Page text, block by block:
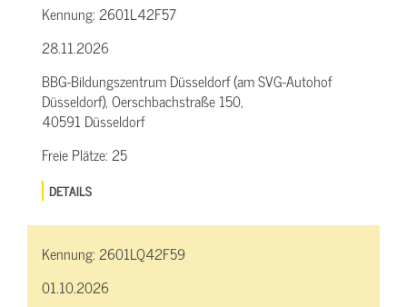
Kennung:2601L42F57
28.11.2026
BBG-Bildungszentrum Düsseldorf (am SVG-Autohof
Düsseldorf), Oerschbachstraße 150,
40591 Düsseldorf
Freie Plätze:25
DETAILS
Kennung:2601LQ42F59
01.10.2026